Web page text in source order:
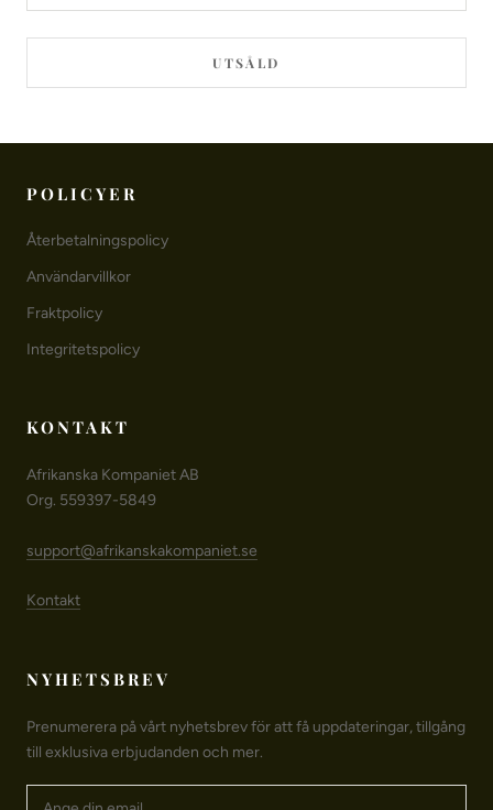
UTSÅLD
POLICYER
Återbetalningspolicy
Användarvillkor
Fraktpolicy
Integritetspolicy
KONTAKT
Afrikanska Kompaniet AB
Org. 559397-5849
support@afrikanskakompaniet.se
Kontakt
NYHETSBREV
Prenumerera på vårt nyhetsbrev för att få uppdateringar, tillgång
till exklusiva erbjudanden och mer.